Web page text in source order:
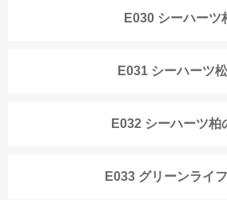
E030 シーハーツ
E031 シーハーツ
E032 シーハーツ柏
E033 グリーンライ